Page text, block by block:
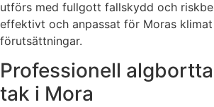
utförs med fullgott fallskydd och
effektivt och anpassat för Moras
förutsättningar.
Professionell
tak i Mora